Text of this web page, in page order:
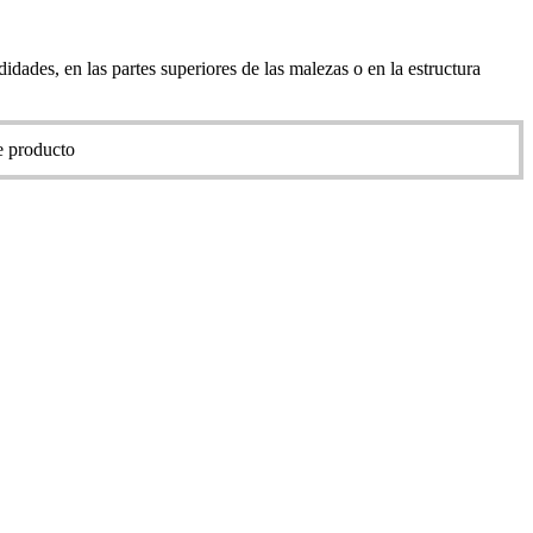
en las partes superiores de las malezas o en la estructura
producto